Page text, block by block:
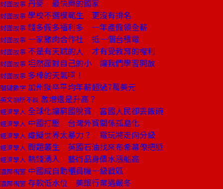
封面故事 丹麥 最快樂的國家
封面故事 學校不選模範生 更沒有排名
封面故事 錢多假多福利多 一年產假領全薪
封面故事 一家豬肉合作社 抵一個台積電
封面故事 不是有天賦的人 才有受教育的權利
封面故事 坦然面對自己的小 讓我們學習開放
封面故事 多棒的天氣啊！
關鍵數字 加州獄卒平均年薪超過7萬美元
英文無所不談 激增還是升高？
經濟學人 全球化讓窮國脫貧 富國人民卻丟飯碗
經濟學人 中國打壓 台灣外貿關係孤島化
經濟學人 虛擬世界太暴力？ 電玩將走向分級
經濟學人 問題叢生 英國石油找來布希幕僚把脈
經濟學人 熱錢湧入 藝術品身價水漲船高
國際視窗 中國成自動櫃員機一級戰區
國際視窗 存款低水位 美銀行業遇嚴冬